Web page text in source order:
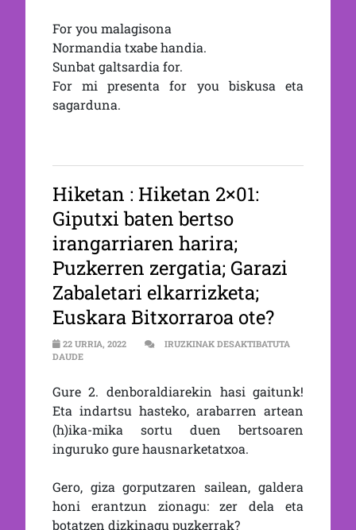
For you malagisona
Normandia txabe handia.
Sunbat galtsardia for.
For mi presenta for you biskusa eta
sagarduna.
Hiketan : Hiketan 2×01:
Giputxi baten bertso
irangarriaren harira;
Puzkerren zergatia; Garazi
Zabaletari elkarrizketa;
Euskara Bitxorraroa ote?
22 URRIA, 2022
IRUZKINAK DESAKTIBATUTA
DAUDEHIKETAN 2×01: GIPUTXI BATEN BERTSO IRANGARRIAREN
Gure 2. denboraldiarekin hasi gaitunk!
Eta indartsu hasteko, arabarren artean
(h)ika-mika sortu duen bertsoaren
inguruko gure hausnarketatxoa.
Gero, giza gorputzaren sailean, galdera
honi erantzun zionagu: zer dela eta
botatzen dizkinagu puzkerrak?